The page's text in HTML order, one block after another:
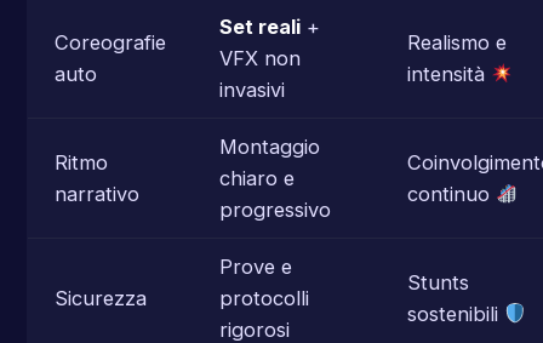
Coreografie
auto
Set reali+
VFX non
invasivi
Realismo e
intensità
Ritmo
narrativo
Montaggio
chiaro e
progressivo
continuo
Sicurezza
Prove e
protocolli
rigorosi
Stunts
sostenibili